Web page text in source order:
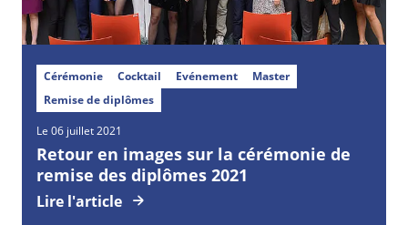
Cérémonie Cocktail Evénement
Master
Remise de diplômes
Le 06 juillet 2021
Retour en images sur la cérémonie de
remise des diplômes 2021
Lire l'article